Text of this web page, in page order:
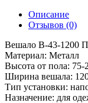
Описание
Отзывов (0)
Вешало B-43-1200
Материал: Металл
Высота от пола: 75-
Ширина вешала:
Тип установки:
Назначение: для